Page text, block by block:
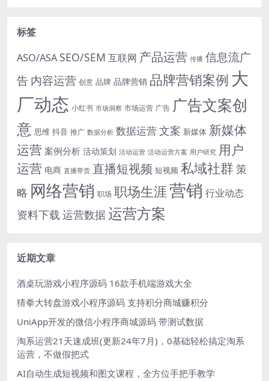
标签
ASO/ASA SEO/SEM 互联网 产品运营 传播 信息流广
告 内容运营 创意 品牌 品牌营销 品牌营销案例 大
厂动态 小红书 市场洞察 市场运营 广告 广告文案创
意 思维 抖音 推广 数据分析 数据运营文案 新媒体 新媒体
运营 案例分析 活动策划 活动运营 活动运营方案 用户研究 用户
运营 电商 直播带货 直播短视频 短视频 私域社群 策
略 网络营销 职场 职场生涯营销 行业动态
资料下载 运营数据运营方案
近期文章
酒桌玩游戏小程序源码 16款手机端游戏大全
猜拳大转盘游戏小程序源码 支持积分商城赚积分
UniApp开发的微信小程序商城源码 带测试数据
淘系运营21天速成班(更新24年7月)，0基础轻松搞定淘系
运营，不做假把式
AI自动生成短视频和图文课程，全方位手把手教学